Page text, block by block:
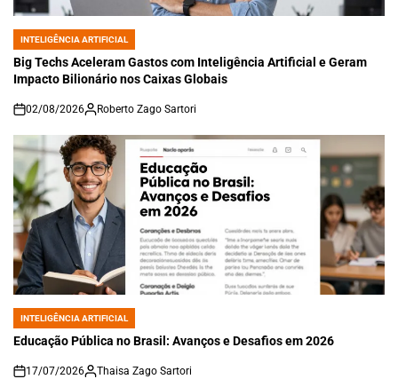
POSTED
IN
INTELIGÊNCIA ARTIFICIAL
Big Techs Aceleram Gastos com Inteligência Artificial e Geram
Impacto Bilionário nos Caixas Globais
on
02/08/2026 Roberto Zago Sartori
POSTED
IN
INTELIGÊNCIA ARTIFICIAL
Educação Pública no Brasil: Avanços e Desafios em 2026
on
17/07/2026 Thaisa Zago Sartori